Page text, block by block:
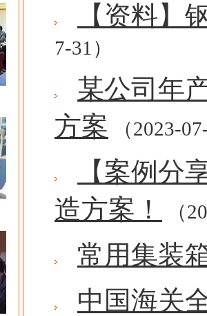
【资料】
7-31）
某公司年
方案 （2023-
【案例分
造方案！
（
常用集装
中国海关